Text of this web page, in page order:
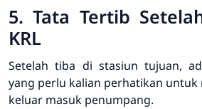
5. Tata Tertib
KRL
Setelah tiba di stasiun tujuan,
yang perlu kalian perhatikan untuk
keluar masuk penumpang.